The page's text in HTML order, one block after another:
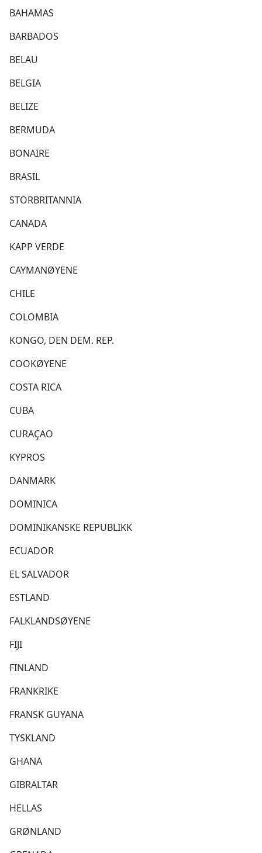
BAHAMAS
BARBADOS
BELAU
BELGIA
BELIZE
BERMUDA
BONAIRE
BRASIL
STORBRITANNIA
CANADA
KAPP VERDE
CAYMANØYENE
CHILE
COLOMBIA
KONGO, DEN DEM. REP.
COOKØYENE
COSTA RICA
CUBA
CURAÇAO
KYPROS
DANMARK
DOMINICA
DOMINIKANSKE REPUBLIKK
ECUADOR
EL SALVADOR
ESTLAND
FALKLANDSØYENE
FIJI
FINLAND
FRANKRIKE
FRANSK GUYANA
TYSKLAND
GHANA
GIBRALTAR
HELLAS
GRØNLAND